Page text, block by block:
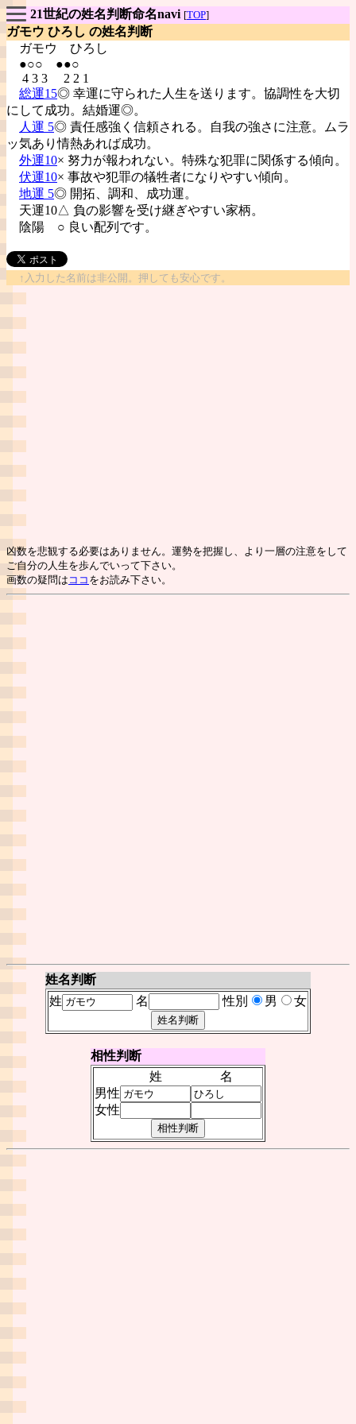
21世紀の姓名判断命名navi [TOP]
ガモウ ひろし の姓名判断
ガモウ ひろし
●○○ ●●○
4 3 3 2 2 1
総運15◎ 幸運に守られた人生を送ります。協調性を大切
にして成功。結婚運◎。
人運 5◎ 責任感強く信頼される。自我の強さに注意。ムラ
ッ気あり情熱あれば成功。
外運10× 努力が報われない。特殊な犯罪に関係する傾向。
伏運10× 事故や犯罪の犠牲者になりやすい傾向。
地運 5◎ 開拓、調和、成功運。
天運10△ 負の影響を受け継ぎやすい家柄。
陰陽 ○ 良い配列です。
↑入力した名前は非公開。押しても安心です。
凶数を悲観する必要はありません。運勢を把握し、より一層の注意をして
ご自分の人生を歩んでいって下さい。
画数の疑問は ココ をお読み下さい。
姓名判断
姓
名 性別 男 女
相性判断
姓
名
男性
女性